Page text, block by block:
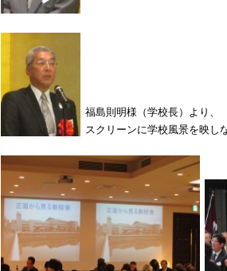
福島則明様（学校長）より、
スクリーンに学校風景を映し